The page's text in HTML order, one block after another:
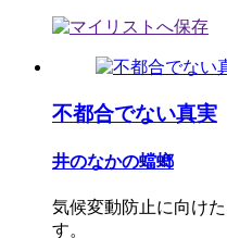
不都合でない真実
井のなかの蟷螂
気候変動防止に向け
す。